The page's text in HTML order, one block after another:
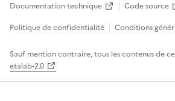
Documentation technique
Code source
Politique de confidentialité
Conditions
Sauf mention contraire, tous les contenus de
etalab-2.0